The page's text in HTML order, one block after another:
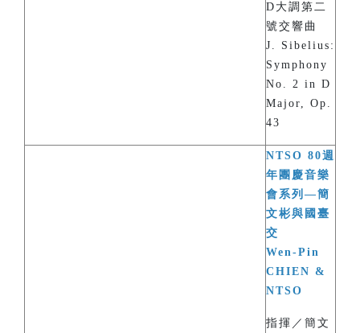
D大調第二
號交響曲
J. Sibelius:
Symphony
No. 2 in D
Major, Op.
43
NTSO 80週
年團慶音樂
會系列—簡
文彬與國臺
交
Wen-Pin
CHIEN &
NTSO
指揮／簡文